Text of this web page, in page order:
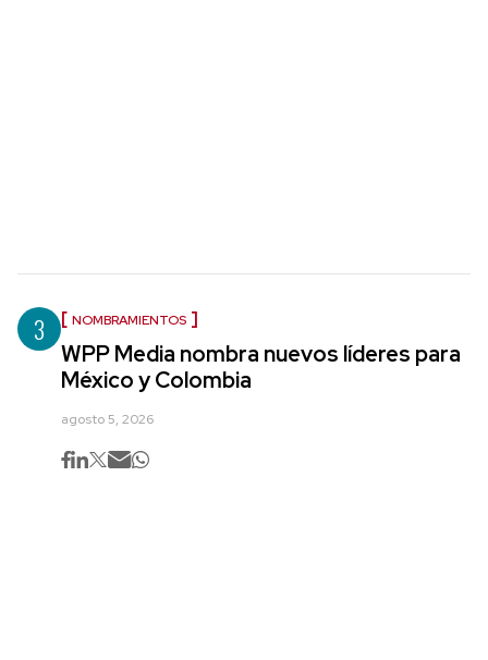
3 NOMBRAMIENTOS
WPP Media nombra nuevos líderes para
México y Colombia
agosto 5, 2026